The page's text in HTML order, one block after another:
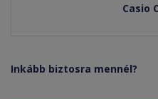
Casio
Inkább biztosra mennél?